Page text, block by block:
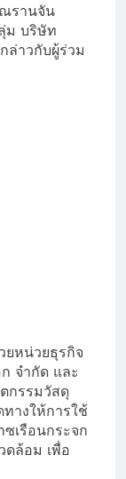
รานจัน
ม บริษัท
ล่าวกับผู้ร่วม
ยหน่วยธุรกิจ
จำกัด และ
กรรมวัสดุ
างให้การใช้
เรือนกระจก
ดล้อม เพื่อ